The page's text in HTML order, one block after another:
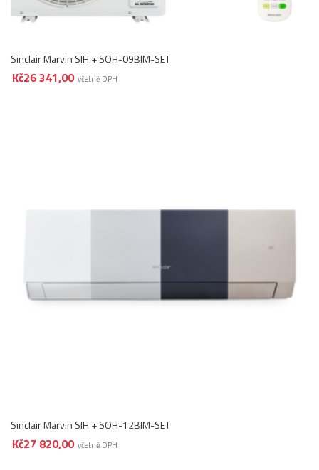
Sinclair Marvin SIH + SOH-09BIM-SET
Kč26 341,00 včetně DPH
Sinclair Marvin SIH + SOH-12BIM-SET
Kč27 820,00 včetně DPH